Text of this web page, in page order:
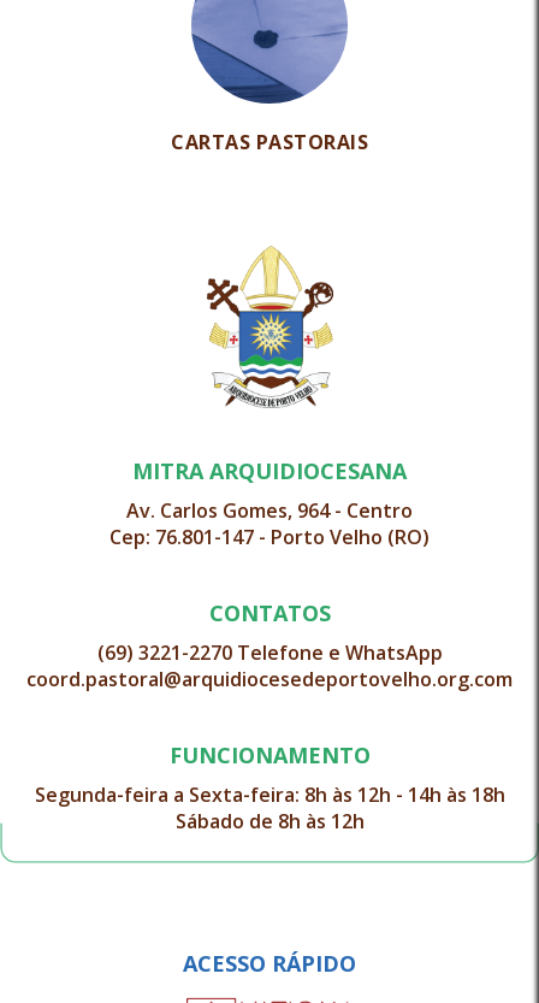
CARTAS PASTORAIS
MITRA ARQUIDIOCESANA
Av. Carlos Gomes, 964 - Centro
Cep: 76.801-147 - Porto Velho (RO)
CONTATOS
(69) 3221-2270 Telefone e WhatsApp
coord.pastoral@arquidiocesedeportovelho.org.com
FUNCIONAMENTO
Segunda-feira a Sexta-feira: 8h às 12h - 14h às 18h
Sábado de 8h às 12h
ACESSO RÁPIDO